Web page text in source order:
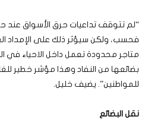
“لم تتوقف تداعيات حرق الأسواق عند حد
فحسب، ولكن سيؤثر ذلك على الإمداد
متاجر محدودة تعمل داخل الاحياء في
بضائعها من النفاد وهذا مؤشر خطير
للمواطنين”. يضيف خليل.
نقل البضائع